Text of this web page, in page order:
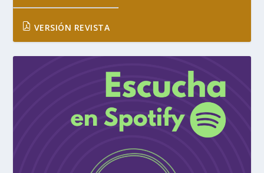
VERSIÓN REVISTA